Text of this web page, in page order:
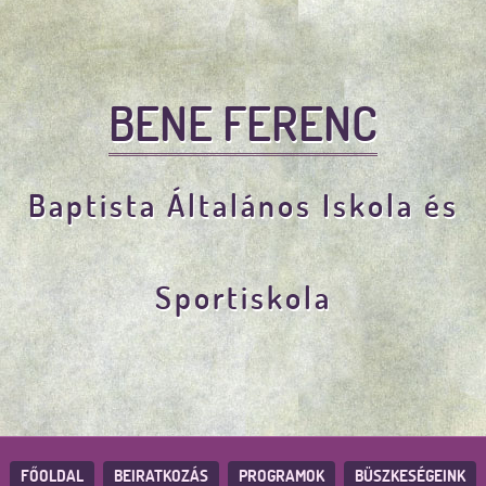
BENE FERENC
Baptista Általános Iskola és
Sportiskola
FŐOLDAL BEIRATKOZÁS PROGRAMOK BÜSZKESÉGEINK